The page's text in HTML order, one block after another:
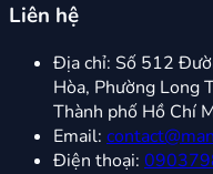
Liên hệ
Địa chỉ: Số 512
Hòa, Phường Long
Thành phố Hồ Chí
Email:
Điện thoại: